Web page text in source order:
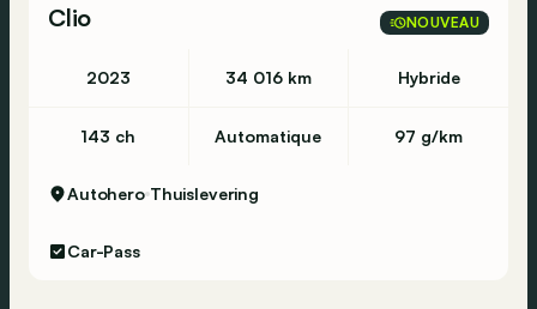
Clio
NOUVEAU
2023 34 016 km Hybride
143 ch Automatique 97 g/km
Autohero Thuislevering
Car-Pass